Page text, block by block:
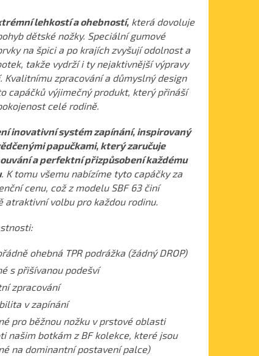
lehkostí a ohebností,která dovoluje
dětské nožky. Speciální gumové
na špici a po krajích zvyšují odolnost a
takže vydrží i ty nejaktivnější výpravy
Kvalitnímu zpracování a důmyslný design
capáčků výjimečný produkt, který přináší
celé rodině.
inovativní systém zapínání, inspirovaný
papučkami, který zaručuje
a perfektní přizpůsobení každému
. K tomu všemu nabízíme tyto capáčky za
cenu, což z modelu SBF 63 činí
atraktivní volbu pro každou rodinu.
ohebná TPR podrážka (žádný DROP)
s přišívanou podešví
zpracování
v zapínání
pro běžnou nožku v prstové oblasti
našim botkám z BF kolekce, které jsou
na dominantní postavení palce)